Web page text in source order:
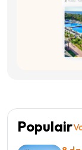
Populair